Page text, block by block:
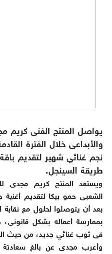
يواصل المنتج الفنى كريم
والأبداعى خلال الفترة
نجم غنائي شهير لتقديم
طريقة السينجل.
ويستعد المنتج كريم مجدى
الشعبى حمو بيكا لتقديم
بعد أن يتوصلوا لحلول مع نقابة
بممارسة أعماله بشكل
فى ثوب غنائي جديد، من حيث
وأعرب مجدى عن بالغ سعادتة